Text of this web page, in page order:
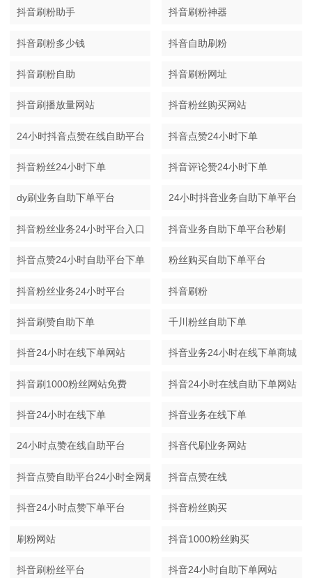
抖音刷粉助手 抖音刷粉神器
抖音刷粉多少钱 抖音自助刷粉
抖音刷粉自助 抖音刷粉网址
抖音刷播放量网站 抖音粉丝购买网站
24小时抖音点赞在线自助平台 抖音点赞24小时下单
抖音粉丝24小时下单 抖音评论赞24小时下单
dy刷业务自助下单平台 24小时抖音业务自助下单平台
抖音粉丝业务24小时平台入口 抖音业务自助下单平台秒刷
抖音点赞24小时自助平台下单 粉丝购买自助下单平台
抖音粉丝业务24小时平台 抖音刷粉
抖音刷赞自助下单 千川粉丝自助下单
抖音24小时在线下单网站 抖音业务24小时在线下单商城
抖音刷1000粉丝网站免费 抖音24小时在线自助下单网站
抖音24小时在线下单 抖音业务在线下单
24小时点赞在线自助平台 抖音代刷业务网站
抖音点赞自助平台24小时全网最低 抖音点赞在线
抖音24小时点赞下单平台 抖音粉丝购买
刷粉网站 抖音1000粉丝购买
抖音刷粉丝平台 抖音24小时自助下单网站